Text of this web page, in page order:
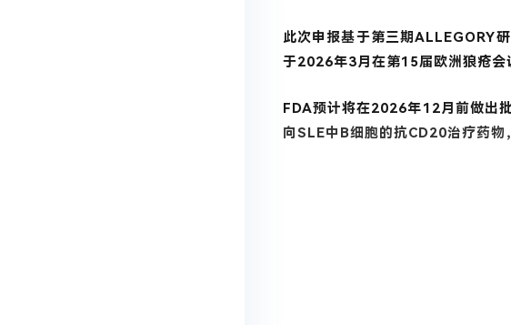
此次申报基于第三期ALLEGORY
于2026年3月在第15届欧洲狼疮会
FDA预计将在2026年12月前做出
向SLE中B细胞的抗CD20治疗药物